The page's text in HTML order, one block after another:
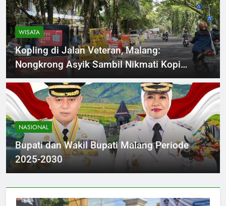
WISATA
Kopling di Jalan Veteran, Malang:
Nongkrong Asyik Sambil Nikmati Kopi
Kekinian
NASIONAL
Bupati dan Wakil Bupati Malang Periode
2025-2030